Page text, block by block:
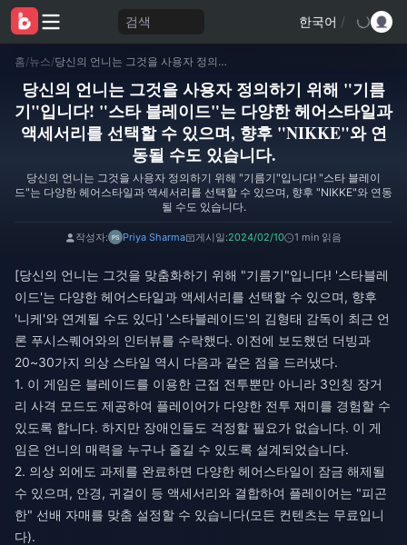
검색 한국어 /
홈/뉴스/ 당신의 언니는 그것을 사용자 정의하기 위해 "기름기"입니다! "스타 블레이드"는 다양한 헤어스타일과 액세서리를 선택할 수 있으며, 향후 "NIKKE"와 연동될 수도 있습니다.
당신의 언니는 그것을 사용자 정의하기 위해 "기름
기"입니다! "스타 블레이드"는 다양한 헤어스타일과
액세서리를 선택할 수 있으며, 향후 "NIKKE"와 연
동될 수도 있습니다.
당신의 언니는 그것을 사용자 정의하기 위해 "기름기"입니다! "스타 블레이
드"는 다양한 헤어스타일과 액세서리를 선택할 수 있으며, 향후 "NIKKE"와 연동
될 수도 있습니다.
작성자: Priya Sharma 게시일:2024/02/10 1 min 읽음
[당신의 언니는 그것을 맞춤화하기 위해 "기름기"입니다! '스타블레
이드'는 다양한 헤어스타일과 액세서리를 선택할 수 있으며, 향후
'니케'와 연계될 수도 있다] '스타블레이드'의 김형태 감독이 최근 언
론 푸시스퀘어와의 인터뷰를 수락했다. 이전에 보도했던 더빙과
20~30가지 의상 스타일 역시 다음과 같은 점을 드러냈다.
1. 이 게임은 블레이드를 이용한 근접 전투뿐만 아니라 3인칭 장거
리 사격 모드도 제공하여 플레이어가 다양한 전투 재미를 경험할 수
있도록 합니다. 하지만 장애인들도 걱정할 필요가 없습니다. 이 게
임은 언니의 매력을 누구나 즐길 수 있도록 설계되었습니다.
2. 의상 외에도 과제를 완료하면 다양한 헤어스타일이 잠금 해제될
수 있으며, 안경, 귀걸이 등 액세서리와 결합하여 플레이어는 "피곤
한" 선배 자매를 맞춤 설정할 수 있습니다(모든 컨텐츠는 무료입니
다).